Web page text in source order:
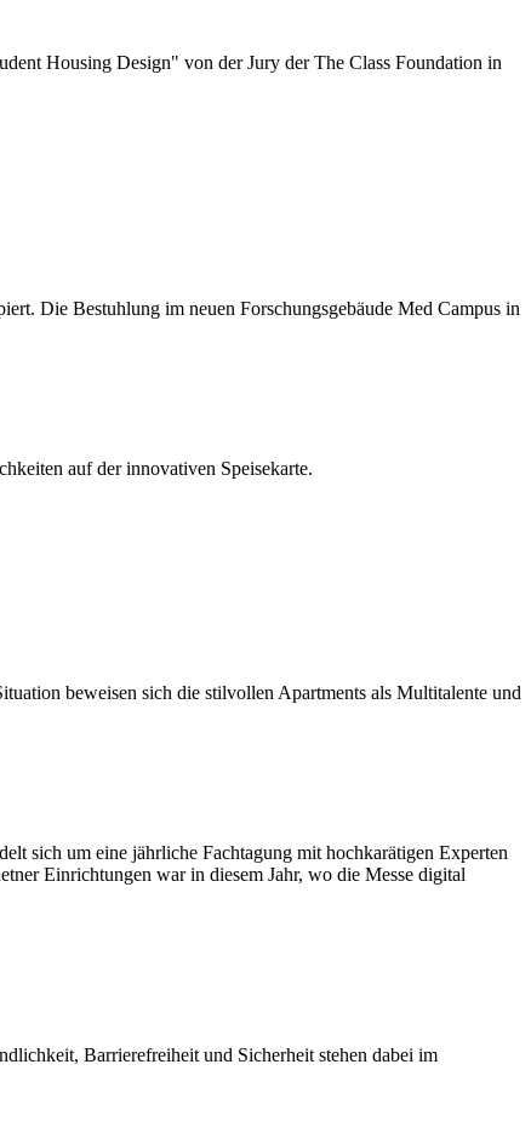
Housing Design" von der Jury der The Class Foundation in
Die Bestuhlung im neuen Forschungsgebäude Med Campus in
auf der innovativen Speisekarte.
beweisen sich die stilvollen Apartments als Multitalente und
sich um eine jährliche Fachtagung mit hochkarätigen Experten
Einrichtungen war in diesem Jahr, wo die Messe digital
Barrierefreiheit und Sicherheit stehen dabei im